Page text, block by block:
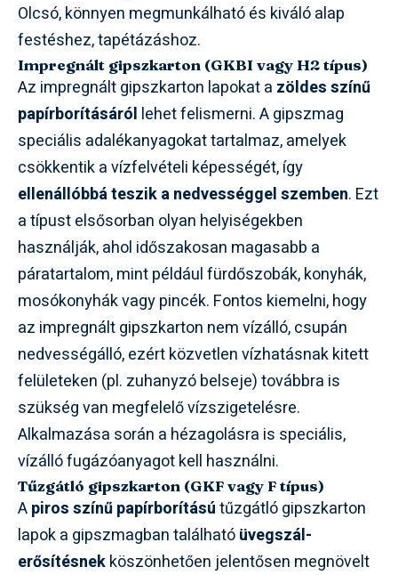
Olcsó, könnyen megmunkálható és kiváló alap
festéshez, tapétázáshoz.
Impregnált gipszkarton (GKBI vagy H2 típus)
Az impregnált gipszkarton lapokat a zöldes színű
papírborításáról lehet felismerni. A gipszmag
speciális adalékanyagokat tartalmaz, amelyek
csökkentik a vízfelvételi képességét, így
ellenállóbbá teszik a nedvességgel szemben. Ezt
a típust elsősorban olyan helyiségekben
használják, ahol időszakosan magasabb a
páratartalom, mint például fürdőszobák, konyhák,
mosókonyhák vagy pincék. Fontos kiemelni, hogy
az impregnált gipszkarton nem vízálló, csupán
nedvességálló, ezért közvetlen vízhatásnak kitett
felületeken (pl. zuhanyzó belseje) továbbra is
szükség van megfelelő vízszigetelésre.
Alkalmazása során a hézagolásra is speciális,
vízálló fugázóanyagot kell használni.
Tűzgátló gipszkarton (GKF vagy F típus)
Apiros színű papírborításútűzgátló gipszkarton
lapok a gipszmagban találhatóüvegszál-
erősítésnekköszönhetően jelentősen megnövelt